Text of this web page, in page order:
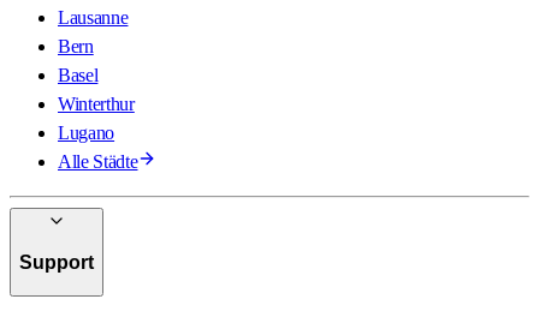
Lausanne
Bern
Basel
Winterthur
Lugano
Alle Städte
Support